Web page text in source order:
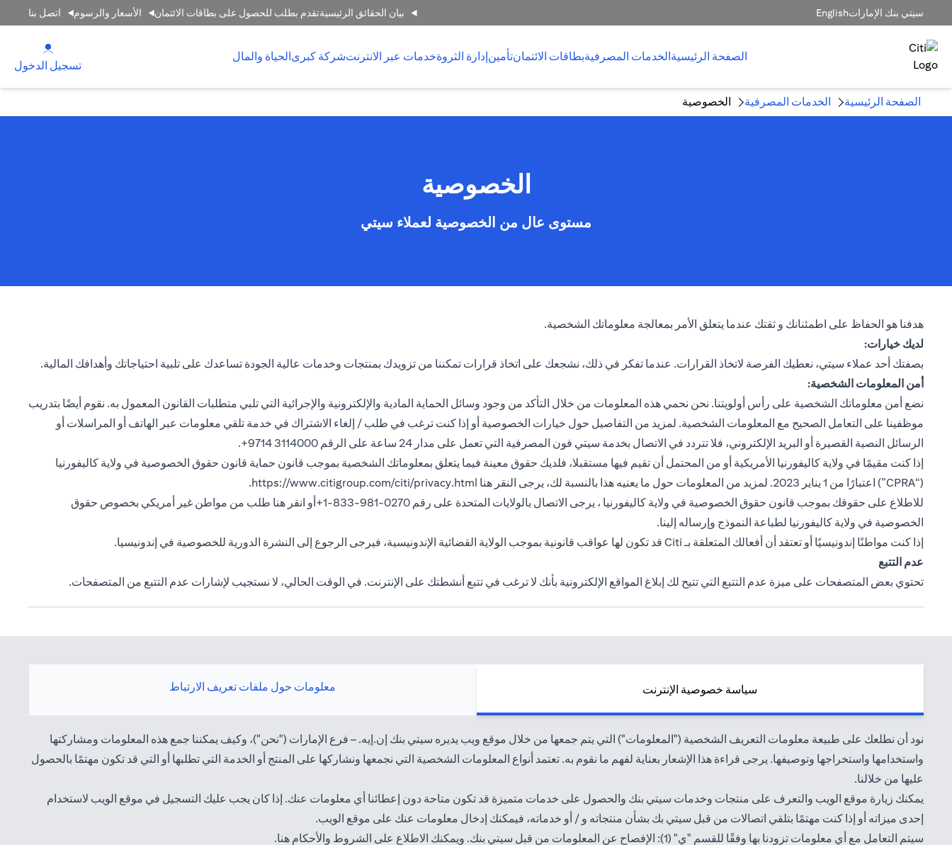
سيتي بنك الإماراتEnglish بيان الحقائق الرئيسيةتقدم بطلب للحصول على بطاقات الائتمان الأسعار والرسوم اتصل بنا
الصفحة الرئيسيةالخدمات المصرفيةبطاقات الائتمانتأمينإدارة الثروةخدمات عبر الانترنتشركة كبرىالحياة والمال
تسجيل الدخول
الصفحة الرئيسية الخدمات المصرفية الخصوصية
الخصوصية
مستوى عال من الخصوصية لعملاء سيتي
هدفنا هو الحفاظ على اطمئنانك و ثقتك عندما يتعلق الأمر بمعالجة معلوماتك الشخصية.
لديك خيارات:
بصفتك أحد عملاء سيتي، نعطيك الفرصة لاتخاذ القرارات. عندما تفكر في ذلك، نشجعك على اتخاذ قرارات تمكننا من تزويدك بمنتجات وخدمات عالية الجودة تساعدك على تلبية احتياجاتك وأهدافك المالية.
أمن المعلومات الشخصية:
نضع أمن معلوماتك الشخصية على رأس أولويتنا. نحن نحمي هذه المعلومات من خلال التأكد من وجود وسائل الحماية المادية والإلكترونية والإجرائية التي تلبي متطلبات القانون المعمول به. نقوم أيضًا بتدريب
موظفينا على التعامل الصحيح مع المعلومات الشخصية. لمزيد من التفاصيل حول خيارات الخصوصية أو إذا كنت ترغب في طلب / إلغاء الاشتراك في خدمة تلقي معلومات عبر الهاتف أو المراسلات أو
الرسائل النصية القصيرة أو البريد الإلكتروني، فلا تتردد في الاتصال بخدمة سيتي فون المصرفية التي تعمل على مدار 24 ساعة على الرقم 3114000 9714+.
إذا كنت مقيمًا في ولاية كاليفورنيا الأمريكية أو من المحتمل أن تقيم فيها مستقبلا، فلديك حقوق معينة فيما يتعلق بمعلوماتك الشخصية بموجب قانون حماية قانون حقوق الخصوصية في ولاية كاليفورنيا
(“CPRA”) اعتبارًا من 1 يناير 2023. لمزيد من المعلومات حول ما يعنيه هذا بالنسبة لك، يرجى النقر هنا
https://www.citigroup.com/citi/privacy.html
(opens in a new tab).
للاطلاع على حقوقك بموجب قانون حقوق الخصوصية في ولاية كاليفورنيا ، يرجى الاتصال بالولايات المتحدة على رقم 0270-981-833-1+أو انقر هنا
طلب من مواطن غير أمريكي بخصوص حقوق
الخصوصية في ولاية كاليفورنيا (opens in a new tab)لطباعة النموذج وإرساله إلينا.
إذا كنت مواطنًا إندونيسيًا أو تعتقد أن أفعالك المتعلقة بـ Citi قد تكون لها عواقب قانونية بموجب الولاية القضائية الإندونيسية، فيرجى الرجوع إلى النشرة الدورية
للخصوصية في إندونيسيا(opens in a new tab).
عدم التتبع
تحتوي بعض المتصفحات على ميزة عدم التتبع التي تتيح لك إبلاغ المواقع الإلكترونية بأنك لا ترغب في تتبع أنشطتك على الإنترنت. في الوقت الحالي، لا نستجيب لإشارات عدم التتبع من المتصفحات.
سياسة خصوصية الإنترنت معلومات حول ملفات تعريف الارتباط
نود أن نطلعك على طبيعة معلومات التعريف الشخصية ("المعلومات") التي يتم جمعها من خلال موقع ويب يديره سيتي بنك إن.إيه. – فرع الإمارات ("نحن")، وكيف يمكننا جمع هذه المعلومات ومشاركتها
واستخدامها واستخراجها وتوصيفها. يرجى قراءة هذا الإشعار بعناية لفهم ما نقوم به. تعتمد أنواع المعلومات الشخصية التي نجمعها ونشاركها على المنتج أو الخدمة التي تطلبها أو التي قد تكون مهتمًا بالحصول
عليها من خلالنا.
يمكنك زيارة موقع الويب والتعرف على منتجات وخدمات سيتي بنك والحصول على خدمات متميزة قد تكون متاحة دون إعطائنا أي معلومات عنك. إذا كان يجب عليك التسجيل في موقع الويب لاستخدام
إحدى ميزاته أو إذا كنت مهتمًا بتلقي اتصالات من قبل سيتي بك بشأن منتجاته و / أو خدماته، فيمكنك إدخال معلومات عنك على موقع الويب.
سيتم التعامل مع أي معلومات تزودنا بها وفقًا للقسم "ي" (1): الإفصاح عن المعلومات من قبل سيتي بنك. ويمكنك الاطلاع على الشروط والأحكام
هنا(opens in a new tab).